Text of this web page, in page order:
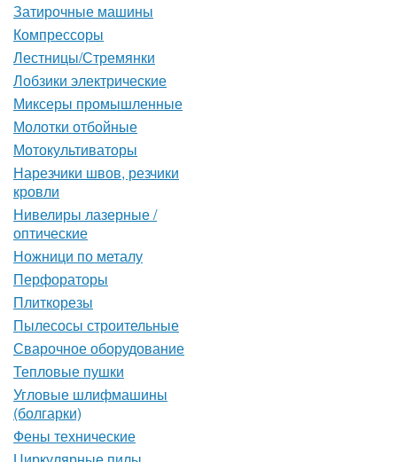
Затирочные машины
Компрессоры
Лестницы/Стремянки
Лобзики электрические
Миксеры промышленные
Молотки отбойные
Мотокультиваторы
Нарезчики швов, резчики
кровли
Нивелиры лазерные /
оптические
Ножници по металу
Перфораторы
Плиткорезы
Пылесосы строительные
Сварочное оборудование
Тепловые пушки
Угловые шлифмашины
(болгарки)
Фены технические